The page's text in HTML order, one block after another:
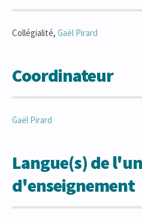
Collégialité, Gaël Pirard
Coordinateur
Gaël Pirard
Langue(s) de
d'enseignement